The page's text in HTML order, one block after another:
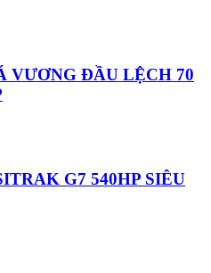
VƯƠNG ĐẦU LỆCH 70
G7 540HP SIÊU